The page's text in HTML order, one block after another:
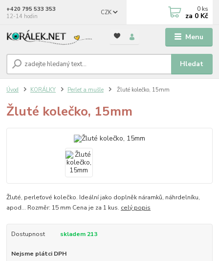
Menu
CZK
Hledat
+420 795 533 353
12-14 hodin
0 ks
za 0 Kč
Úvod KORÁLKY Perleť a mušle Žluté kolečko, 15mm
Žluté kolečko, 15mm
Žluté, perleťové kolečko. Ideální jako doplněk náramků, náhrdelníku,
apod... Rozměr: 15 mm Cena je za 1 kus. celý popis
Dostupnost skladem 213
Nejsme plátci DPH